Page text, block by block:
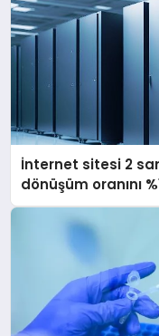
İnternet sitesi 2
dönüşüm oranını